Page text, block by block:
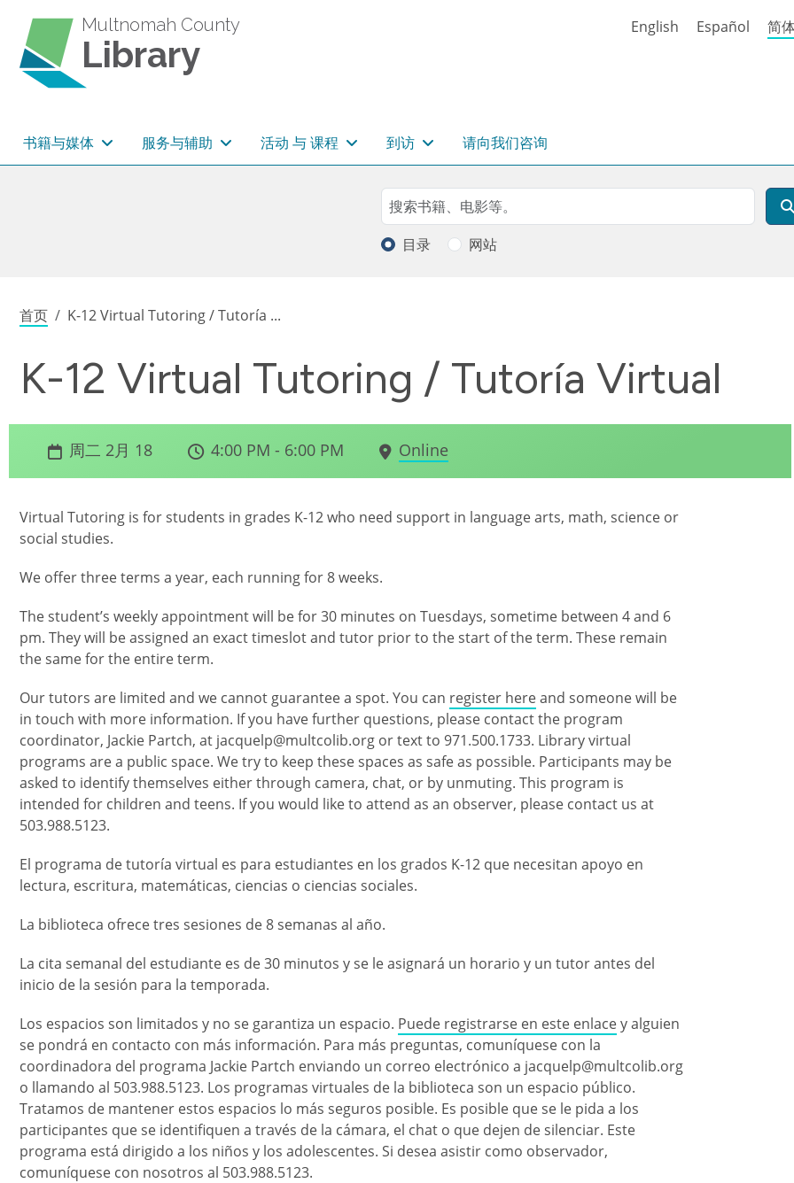
Multnomah County
Library
English Español 简
主导航
书籍与媒体 服务与辅助 活动 与 课程 到访 请向我们咨询
Search
搜索
目录 网站
面包屑
首页 K-12 Virtual Tutoring / Tutoría ...
K-12 Virtual Tutoring / Tutoría Virtual
周二 2月 18 4:00 PM - 6:00 PM Online
Virtual Tutoring is for students in grades K-12 who need support in language arts, math, science or
social studies.
We offer three terms a year, each running for 8 weeks.
The student’s weekly appointment will be for 30 minutes on Tuesdays, sometime between 4 and 6
pm. They will be assigned an exact timeslot and tutor prior to the start of the term. These remain
the same for the entire term.
Our tutors are limited and we cannot guarantee a spot. You can register hereand someone will be
in touch with more information. If you have further questions, please contact the program
coordinator, Jackie Partch, at jacquelp@multcolib.org or text to 971.500.1733. Library virtual
programs are a public space. We try to keep these spaces as safe as possible. Participants may be
asked to identify themselves either through camera, chat, or by unmuting. This program is
intended for children and teens. If you would like to attend as an observer, please contact us at
503.988.5123.
El programa de tutoría virtual es para estudiantes en los grados K-12 que necesitan apoyo en
lectura, escritura, matemáticas, ciencias o ciencias sociales.
La biblioteca ofrece tres sesiones de 8 semanas al año.
La cita semanal del estudiante es de 30 minutos y se le asignará un horario y un tutor antes del
inicio de la sesión para la temporada.
Los espacios son limitados y no se garantiza un espacio. Puede registrarse en este enlacey alguien
se pondrá en contacto con más información. Para más preguntas, comuníquese con la
coordinadora del programa Jackie Partch enviando un correo electrónico a jacquelp@multcolib.org
o llamando al 503.988.5123. Los programas virtuales de la biblioteca son un espacio público.
Tratamos de mantener estos espacios lo más seguros posible. Es posible que se le pida a los
participantes que se identifiquen a través de la cámara, el chat o que dejen de silenciar. Este
programa está dirigido a los niños y los adolescentes. Si desea asistir como observador,
comuníquese con nosotros al 503.988.5123.